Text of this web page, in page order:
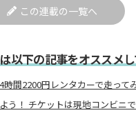
この連載の一覧へ
以下の記事をオススメ
間2200円レンタカーで走って
う！ チケットは現地コンビニ